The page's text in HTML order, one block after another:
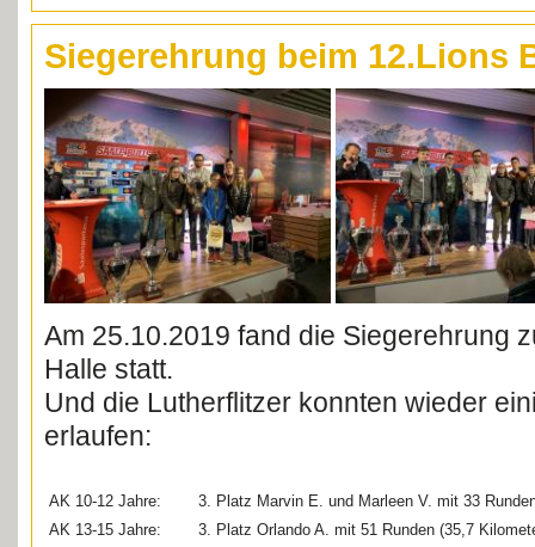
Siegerehrung beim 12.Lions
Am 25.10.2019 fand die Siegerehrung
Halle statt.
Und die Lutherflitzer konnten wieder
erlaufen:
AK 10-12 Jahre:
3. Platz Marvin E. und Marleen V. mit 33
AK 13-15 Jahre:
3. Platz Orlando A. mit 51 Runden (35,7